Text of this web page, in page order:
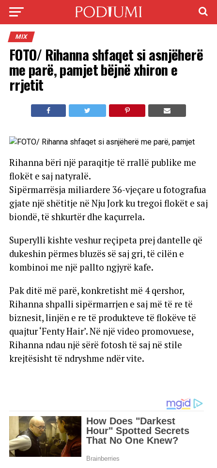
MIX
FOTO/ Rihanna shfaqet si asnjëherë
me parë, pamjet bëjnë xhiron e
rrjetit
Rihanna bëri një paraqitje të rrallë publike me
flokët e saj natyralë.
Sipërmarrësja miliardere 36-vjeçare u fotografua
gjate një shëtitje në Nju Jork ku tregoi flokët e saj
biondë, të shkurtër dhe kaçurrela.
Superylli kishte veshur reçipeta prej dantelle që
dukeshin përmes bluzës së saj gri, të cilën e
kombinoi me një pallto ngjyrë kafe.
Pak ditë më parë, konkretisht më 4 qershor,
Rihanna shpalli sipërmarrjen e saj më të re të
biznesit, linjën e re të produkteve të flokëve të
quajtur ‘Fenty Hair’. Në një video promovuese,
Rihanna ndau një sërë fotosh të saj në stile
krejtësisht të ndryshme ndër vite.